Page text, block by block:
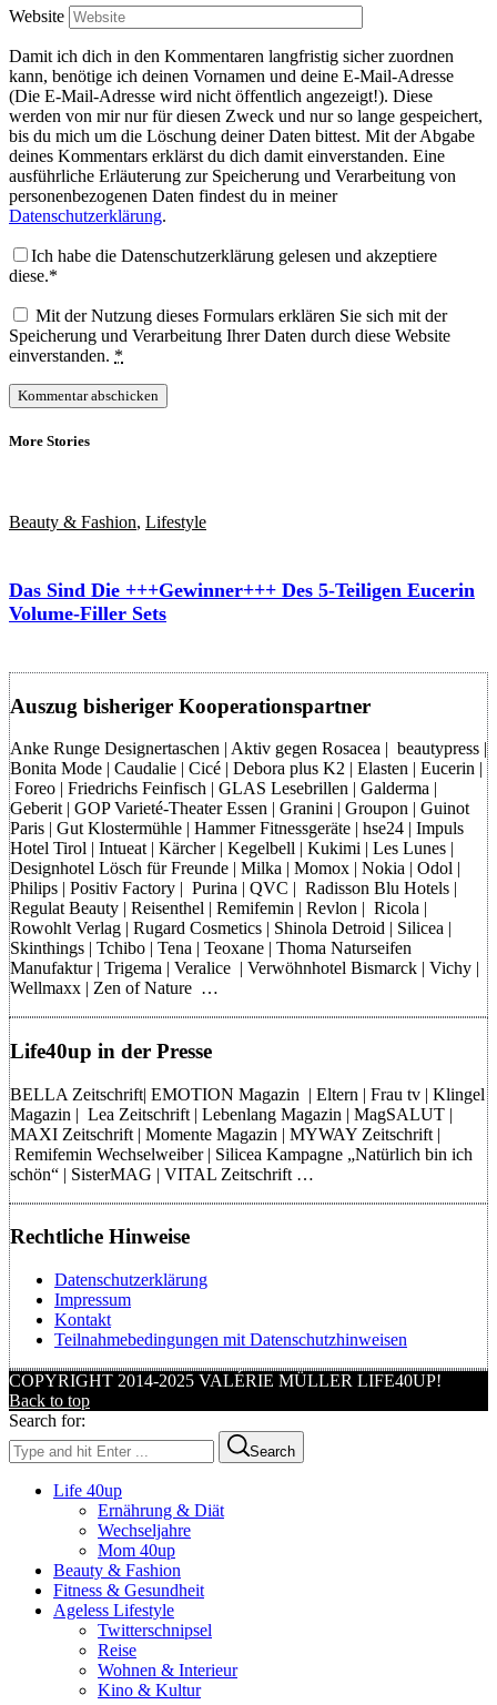
Website
Damit ich dich in den Kommentaren langfristig sicher zuordnen
kann, benötige ich deinen Vornamen und deine E-Mail-Adresse
(Die E-Mail-Adresse wird nicht öffentlich angezeigt!). Diese
werden von mir nur für diesen Zweck und nur so lange gespeichert,
bis du mich um die Löschung deiner Daten bittest. Mit der Abgabe
deines Kommentars erklärst du dich damit einverstanden. Eine
ausführliche Erläuterung zur Speicherung und Verarbeitung von
personenbezogenen Daten findest du in meiner
Datenschutzerklärung.
Ich habe die Datenschutzerklärung gelesen und akzeptiere
diese.*
Mit der Nutzung dieses Formulars erklären Sie sich mit der
Speicherung und Verarbeitung Ihrer Daten durch diese Website
einverstanden. *
More Stories
Beauty & Fashion, Lifestyle
Das Sind Die +++Gewinner+++ Des 5-Teiligen Eucerin
Volume-Filler Sets
Auszug bisheriger Kooperationspartner
Anke Runge Designertaschen | Aktiv gegen Rosacea | beautypress |
Bonita Mode | Caudalie | Cicé | Debora plus K2 | Elasten | Eucerin |
Foreo | Friedrichs Feinfisch | GLAS Lesebrillen | Galderma |
Geberit | GOP Varieté-Theater Essen | Granini | Groupon | Guinot
Paris | Gut Klostermühle | Hammer Fitnessgeräte | hse24 | Impuls
Hotel Tirol | Intueat | Kärcher | Kegelbell | Kukimi | Les Lunes |
Designhotel Lösch für Freunde | Milka | Momox | Nokia | Odol |
Philips | Positiv Factory | Purina | QVC | Radisson Blu Hotels |
Regulat Beauty | Reisenthel | Remifemin | Revlon | Ricola |
Rowohlt Verlag | Rugard Cosmetics | Shinola Detroid | Silicea |
Skinthings | Tchibo | Tena | Teoxane | Thoma Naturseifen
Manufaktur | Trigema | Veralice | Verwöhnhotel Bismarck | Vichy |
Wellmaxx | Zen of Nature …
Life40up in der Presse
BELLA Zeitschrift| EMOTION Magazin | Eltern | Frau tv | Klingel
Magazin | Lea Zeitschrift | Lebenlang Magazin | MagSALUT |
MAXI Zeitschrift | Momente Magazin | MYWAY Zeitschrift |
Remifemin Wechselweiber | Silicea Kampagne „Natürlich bin ich
schön“ | SisterMAG | VITAL Zeitschrift …
Rechtliche Hinweise
Datenschutzerklärung
Impressum
Kontakt
Teilnahmebedingungen mit Datenschutzhinweisen
COPYRIGHT 2014-2025 VALÉRIE MÜLLER LIFE40UP!
Back to top
Search for:
Search
Life 40up
Ernährung & Diät
Wechseljahre
Mom 40up
Beauty & Fashion
Fitness & Gesundheit
Ageless Lifestyle
Twitterschnipsel
Reise
Wohnen & Interieur
Kino & Kultur